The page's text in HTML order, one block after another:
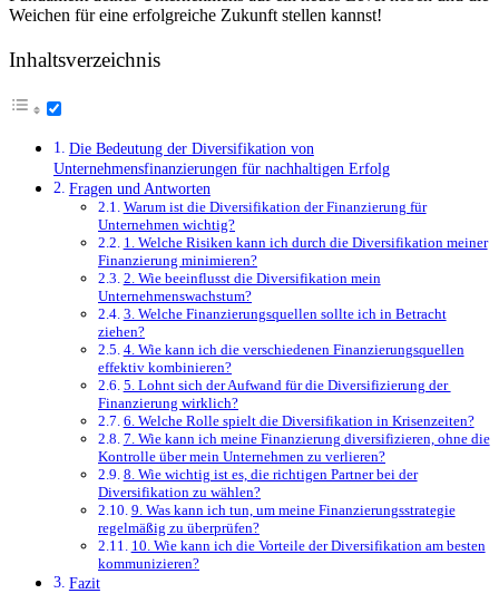
Weichen für​ eine erfolgreiche Zukunft stellen kannst!
Inhaltsverzeichnis
Die⁤ Bedeutung ‍der Diversifikation von
Unternehmensfinanzierungen für⁢ nachhaltigen Erfolg
Fragen ‌und Antworten
Warum‍ ist die ⁢Diversifikation​ der Finanzierung für
Unternehmen wichtig?
1. Welche Risiken ⁣kann ich ‍durch die Diversifikation meiner
Finanzierung​ minimieren?
2. Wie beeinflusst ⁢die Diversifikation‌ mein
Unternehmenswachstum?
3.⁢ Welche Finanzierungsquellen sollte ich​ in⁣ Betracht⁣
ziehen?
4. ⁤Wie kann ​ich die verschiedenen‍ Finanzierungsquellen⁢
effektiv ‍kombinieren?
5. Lohnt sich ‌der Aufwand⁢ für die Diversifizierung der ​
Finanzierung wirklich?
6. Welche Rolle spielt die Diversifikation in ⁢Krisenzeiten?
7. Wie kann⁤ ich meine Finanzierung diversifizieren, ohne ⁣die
⁣Kontrolle ⁤über mein⁣ Unternehmen⁢ zu⁤ verlieren?
8. Wie wichtig ist ‍es, die richtigen ​Partner bei der
Diversifikation zu wählen?
9. Was​ kann‍ ich tun, um meine⁢ Finanzierungsstrategie
regelmäßig zu‌ überprüfen?
10. Wie kann ⁢ich‌ die Vorteile ⁢der Diversifikation am⁢ besten
kommunizieren?
Fazit